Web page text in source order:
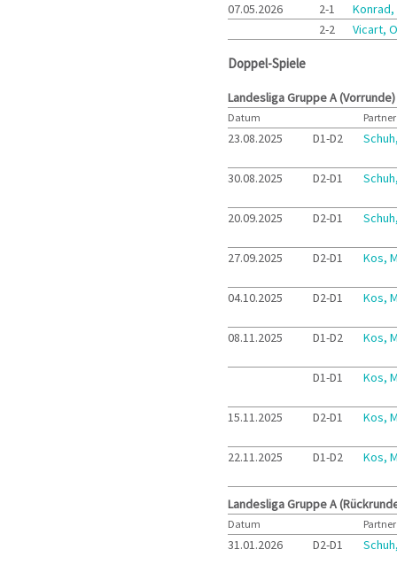
07.05.2026
2-1
2-2
Vicart,
Doppel-Spiele
Landesliga Gruppe A (Vorrunde)
Datum Partner
23.08.2025 D1-D2
30.08.2025 D2-D1
20.09.2025 D2-D1
27.09.2025 D2-D1 Kos,
04.10.2025 D2-D1 Kos,
08.11.2025 D1-D2 Kos,
D1-D1 Kos,
15.11.2025 D2-D1 Kos,
22.11.2025 D1-D2 Kos,
Landesliga Gruppe A
Datum Partner
31.01.2026 D2-D1